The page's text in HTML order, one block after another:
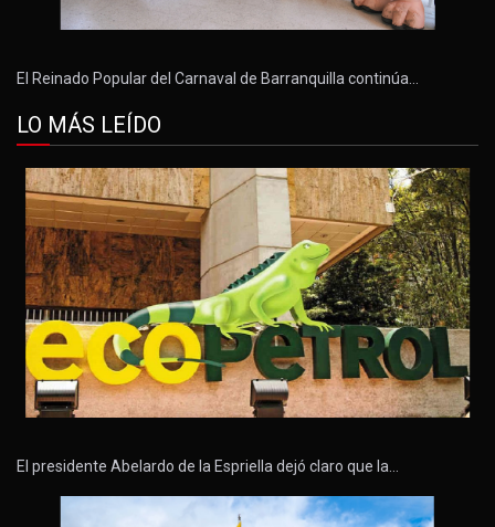
El Reinado Popular del Carnaval de Barranquilla continúa…
LO MÁS LEÍDO
El presidente Abelardo de la Espriella dejó claro que la…